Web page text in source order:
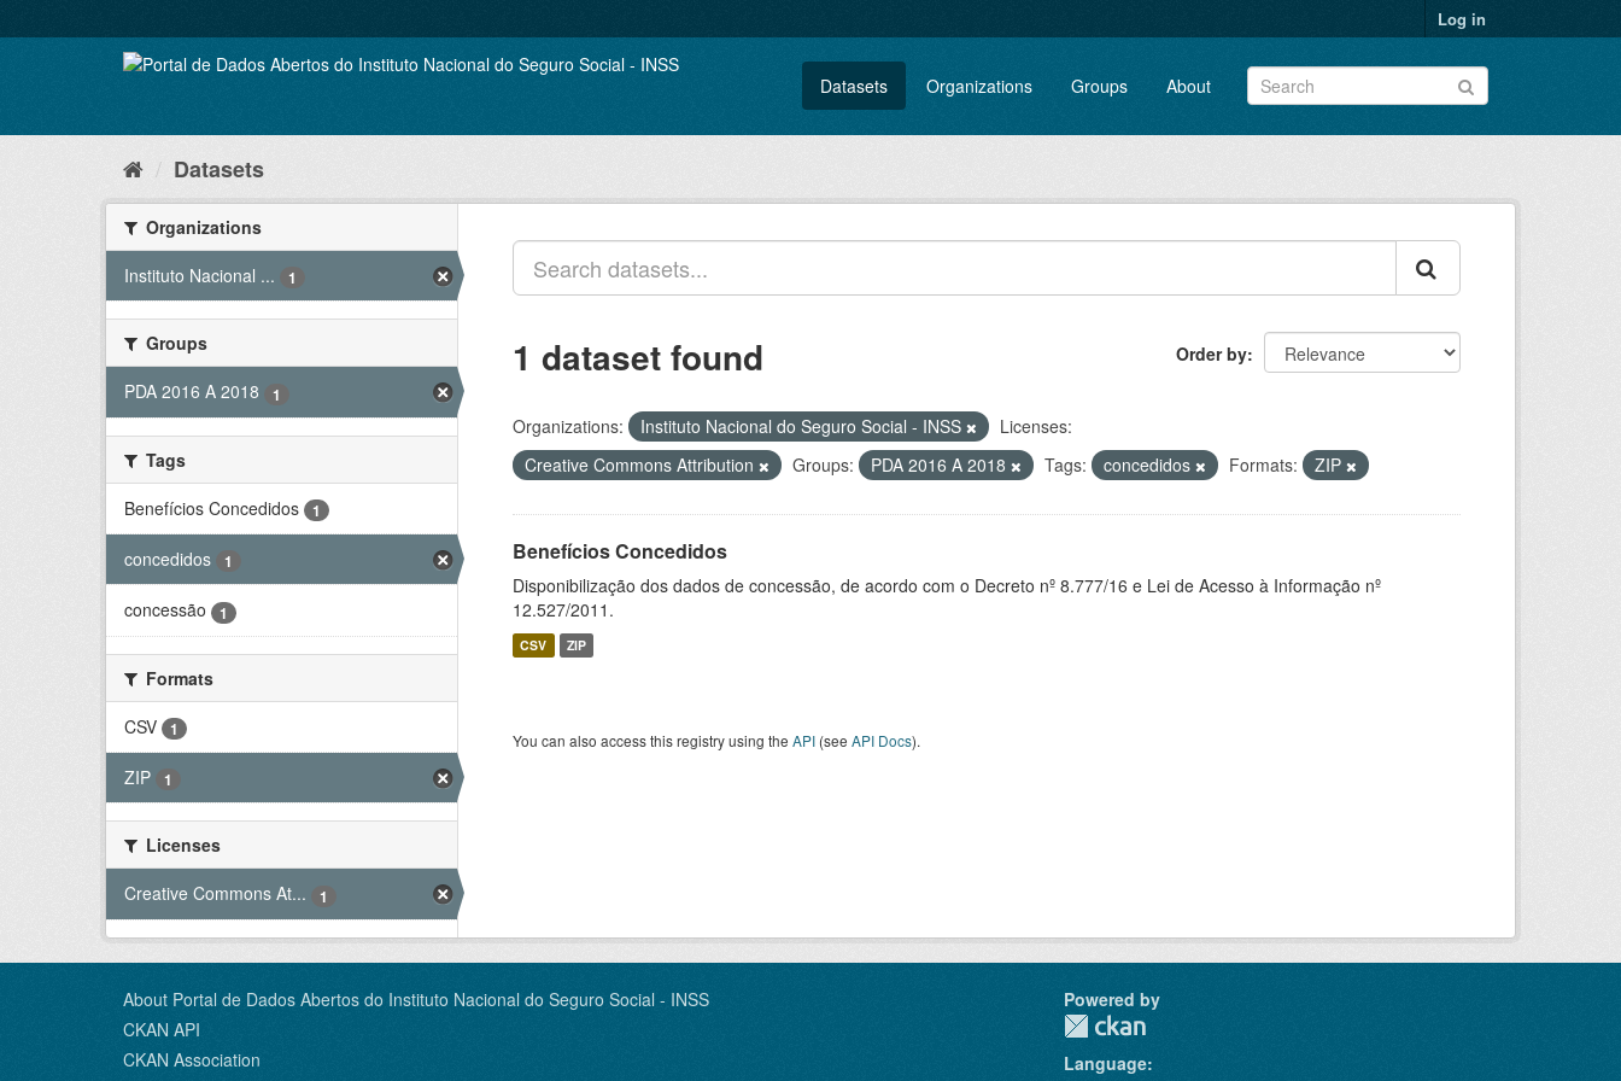
to
Log in
Datasets Organizations Groups About
Datasets
Organizations
Instituto Nacional ...
1
Groups
PDA 2016 A 2018
1
Tags
Benefícios Concedidos
1
concedidos 1
concessão 1
Formats
CSV
1
ZIP 1
Licenses
Creative Commons At...
1
Order by
1 dataset found
Organizations: Instituto Nacional do Seguro Social - INSS
Licenses:
Creative Commons Attribution
Groups: PDA 2016 A 2018 Tags: concedidos Formats: ZIP
Benefícios Concedidos
Disponibilização dos dados de concessão, de acordo com o Decreto nº 8.777/16 e Lei de Acesso à Informação nº
12.527/2011.
CSV ZIP
You can also access this registry using the API (see API Docs).
About Portal de Dados Abertos do Instituto Nacional do Seguro Social - INSS
CKAN API
CKAN Association
Powered by
Language